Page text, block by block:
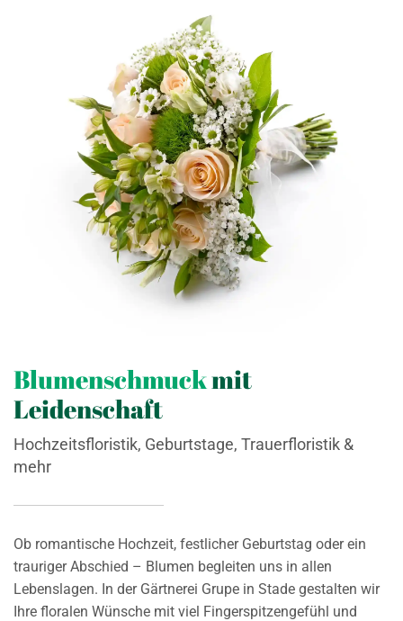
Blumenschmuckmit
Leidenschaft
Hochzeitsfloristik, Geburtstage, Trauerfloristik &
mehr
Ob romantische Hochzeit, festlicher Geburtstag oder ein
trauriger Abschied – Blumen begleiten uns in allen
Lebenslagen. In der Gärtnerei Grupe in Stade gestalten wir
Ihre floralen Wünsche mit viel Fingerspitzengefühl und